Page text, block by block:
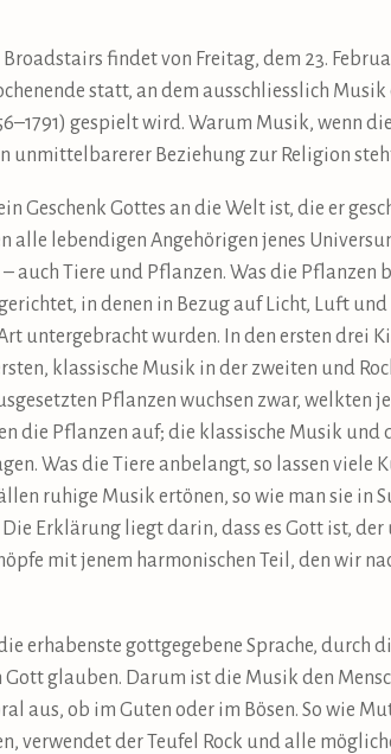
Broadstairs findet von Freitag, dem 23.
statt, an dem ausschliesslich
gespielt wird. Warum Musik, wenn
unmittelbarerer Beziehung zur Religion
Geschenk Gottes an die Welt ist, die er
alle lebendigen Angehörigen jenes
auch Tiere und Pflanzen. Was die
in denen in Bezug auf Licht, Luft
untergebracht wurden. In den ersten drei
klassische Musik in der zweiten und
Pflanzen wuchsen zwar, welkten
die Pflanzen auf; die klassische Musik
Was die Tiere anbelangt, so lassen viele
ruhige Musik ertönen, so wie man sie in
Die Erklärung liegt darin, dass es Gott ist,
mit jenem harmonischen Teil, den wir
erhabenste gottgegebene Sprache, durch
Gott glauben. Darum ist die Musik den
aus, ob im Guten oder im Bösen. So wie
verwendet der Teufel Rock und alle